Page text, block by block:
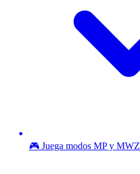
🎮 Juega modos MP y MWZ